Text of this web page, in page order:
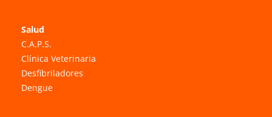
Salud
C.A.P.S.
Clínica Veterinaria
Desfibriladores
Dengue